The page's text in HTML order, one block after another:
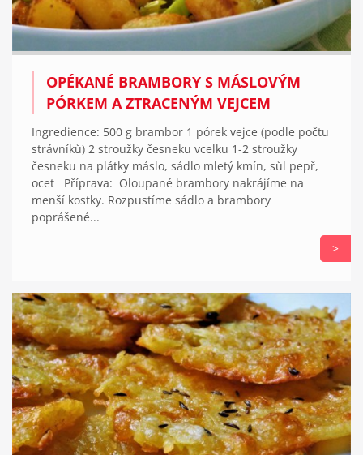
OPÉKANÉ BRAMBORY S MÁSLOVÝM
PÓRKEM A ZTRACENÝM VEJCEM
Ingredience: 500 g brambor 1 pórek vejce (podle počtu
strávníků) 2 stroužky česneku vcelku 1-2 stroužky
česneku na plátky máslo, sádlo mletý kmín, sůl pepř,
ocet Příprava: Oloupané brambory nakrájíme na
menší kostky. Rozpustíme sádlo a brambory
poprášené...
>